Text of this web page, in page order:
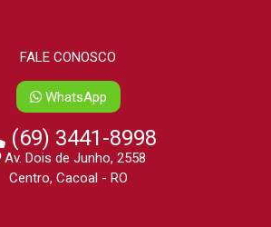
FALE CONOSCO
WhatsApp
(69) 3441-8998
Av. Dois de Junho, 2558
Centro, Cacoal - RO